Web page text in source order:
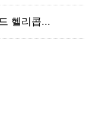
헬리콥...